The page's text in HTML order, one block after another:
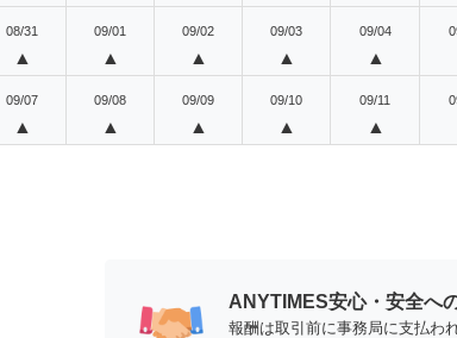
08/31
▲
09/01
▲
09/02
▲
09/03
▲
09/04
▲
09/07
▲
09/08
▲
09/09
▲
09/10
▲
09/11
▲
ANYTIMES安心・安全へ
報酬は取引前に事務局に支払わ